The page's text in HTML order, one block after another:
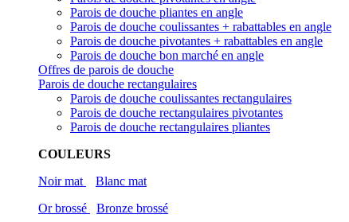
Parois de douche pliantes en angle
Parois de douche coulissantes + rabattables en angle
Parois de douche pivotantes + rabattables en angle
Parois de douche bon marché en angle
Offres de parois de douche
Parois de douche rectangulaires
Parois de douche coulissantes rectangulaires
Parois de douche rectangulaires pivotantes
Parois de douche rectangulaires pliantes
COULEURS
Noir mat
Blanc mat
Or brossé
Bronze brossé